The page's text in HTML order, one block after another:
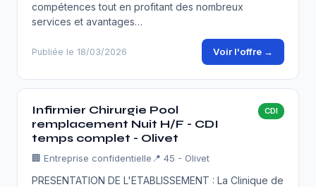
compétences tout en profitant des nombreux
services et avantages…
Publiée le 18/03/2026 Voir l'offre →
Infirmier Chirurgie Pool
remplacement Nuit H/F - CDI
temps complet - Olivet
CDI
🏢 Entreprise confidentielle 📍 45 - Olivet
PRESENTATION DE L'ETABLISSEMENT : La Clinique de